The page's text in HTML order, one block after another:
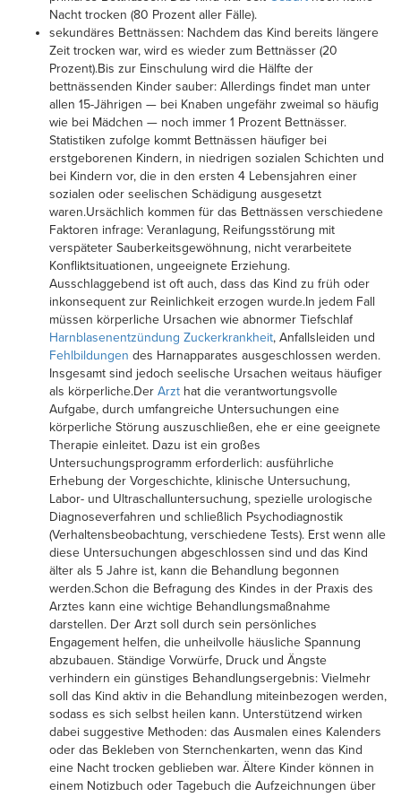
Nacht trocken (80 Prozent aller Fälle).
sekundäres Bettnässen: Nachdem das Kind bereits längere
Zeit trocken war, wird es wieder zum Bettnässer (20
Prozent).Bis zur Einschulung wird die Hälfte der
bettnässenden Kinder sauber: Allerdings findet man unter
allen 15-Jährigen — bei Knaben ungefähr zweimal so häufig
wie bei Mädchen — noch immer 1 Prozent Bettnässer.
Statistiken zufolge kommt Bettnässen häufiger bei
erstgeborenen Kindern, in niedrigen sozialen Schichten und
bei Kindern vor, die in den ersten 4 Lebensjahren einer
sozialen oder seelischen Schädigung ausgesetzt
waren.Ursächlich kommen für das Bettnässen verschiedene
Faktoren infrage: Veranlagung, Reifungsstörung mit
verspäteter Sauberkeitsgewöhnung, nicht verarbeitete
Konfliktsituationen, ungeeignete Erziehung.
Ausschlaggebend ist oft auch, dass das Kind zu früh oder
inkonsequent zur Reinlichkeit erzogen wurde.In jedem Fall
müssen körperliche Ursachen wie abnormer Tiefschlaf
Harnblasenentzündung Zuckerkrankheit, Anfallsleiden und
Fehlbildungen des Harnapparates ausgeschlossen werden.
Insgesamt sind jedoch seelische Ursachen weitaus häufiger
als körperliche.Der Arzt hat die verantwortungsvolle
Aufgabe, durch umfangreiche Untersuchungen eine
körperliche Störung auszuschließen, ehe er eine geeignete
Therapie einleitet. Dazu ist ein großes
Untersuchungsprogramm erforderlich: ausführliche
Erhebung der Vorgeschichte, klinische Untersuchung,
Labor- und Ultraschalluntersuchung, spezielle urologische
Diagnoseverfahren und schließlich Psychodiagnostik
(Verhaltensbeobachtung, verschiedene Tests). Erst wenn alle
diese Untersuchungen abgeschlossen sind und das Kind
älter als 5 Jahre ist, kann die Behandlung begonnen
werden.Schon die Befragung des Kindes in der Praxis des
Arztes kann eine wichtige Behandlungsmaßnahme
darstellen. Der Arzt soll durch sein persönliches
Engagement helfen, die unheilvolle häusliche Spannung
abzubauen. Ständige Vorwürfe, Druck und Ängste
verhindern ein günstiges Behandlungsergebnis: Vielmehr
soll das Kind aktiv in die Behandlung miteinbezogen werden,
sodass es sich selbst heilen kann. Unterstützend wirken
dabei suggestive Methoden: das Ausmalen eines Kalenders
oder das Bekleben von Sternchenkarten, wenn das Kind
eine Nacht trocken geblieben war. Ältere Kinder können in
einem Notizbuch oder Tagebuch die Aufzeichnungen über